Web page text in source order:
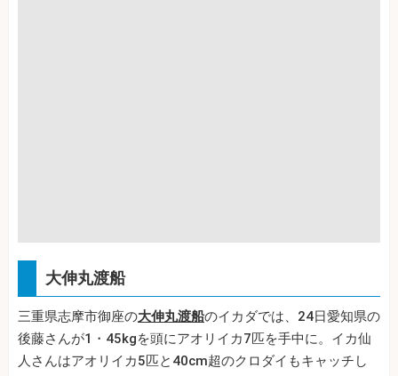
大伸丸渡船
三重県志摩市御座の大伸丸渡船のイカダでは、24日愛知県の
後藤さんが1・45kgを頭にアオリイカ7匹を手中に。イカ仙
人さんはアオリイカ5匹と40cm超のクロダイもキャッチし